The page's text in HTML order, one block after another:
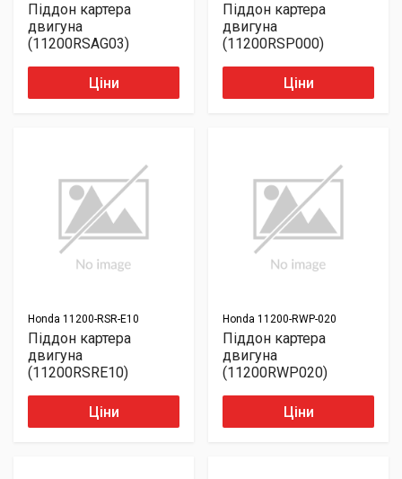
Піддон картера
двигуна
(11200RSAG03)
Ціни
Піддон картера
двигуна
(11200RSP000)
Ціни
Honda 11200-RSR-E10
Піддон картера
двигуна
(11200RSRE10)
Ціни
Honda 11200-RWP-020
Піддон картера
двигуна
(11200RWP020)
Ціни